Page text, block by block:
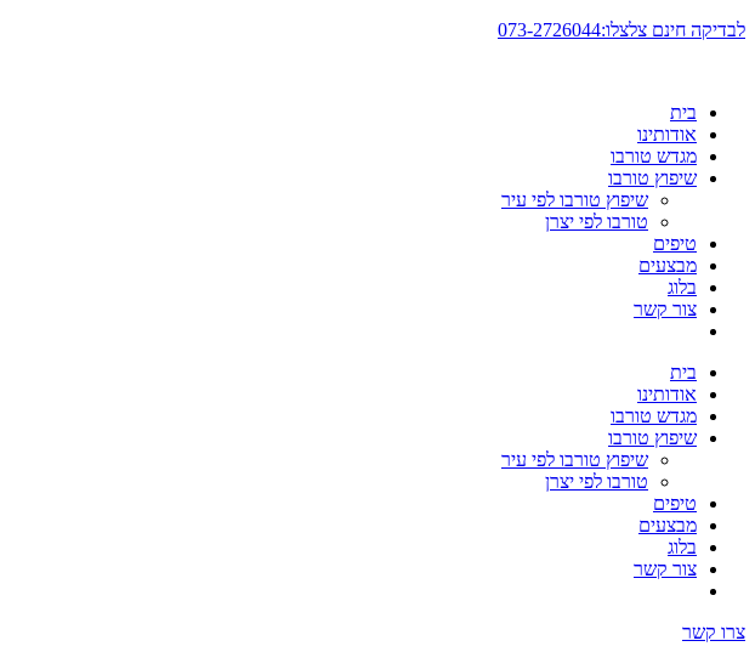
דלג
לבדיקה חינם צלצלו:073-2726044
בית
אודותינו
מגדש טורבו
שיפוץ טורבו
שיפוץ טורבו לפי עיר
טורבו לפי יצרן
טיפים
מבצעים
בלוג
צור קשר
בית
אודותינו
מגדש טורבו
שיפוץ טורבו
שיפוץ טורבו לפי עיר
טורבו לפי יצרן
טיפים
מבצעים
בלוג
צור קשר
צרו קשר